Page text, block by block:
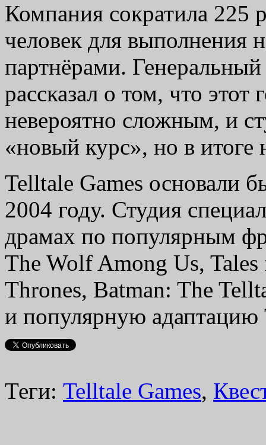
Компания сократила 225
человек для выполнения
партнёрами.
рассказал о том, что
невероятно сложным, и
«новый курс», но в
Telltale Games основали
2004 году. Студия
драмах по популярным
The Wolf Among Us,
Thrones, Batman: The
и популярную адаптацию
Теги: Telltale Games,